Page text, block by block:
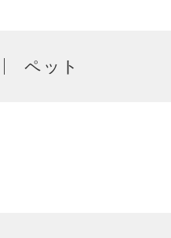
ペット